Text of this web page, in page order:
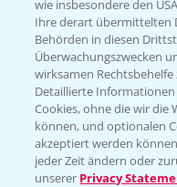
NEU:
MaisTer Power
06.05.2025
wie insbesondere den
Ihre derart übermittelten
Behörden in diesen
Überwachungszwecken
wirksamen
Detaillierte
Cookies, ohne die wir die
können, und optionalen
akzeptiert werden
jeder Zeit ändern oder
unserer Privacy